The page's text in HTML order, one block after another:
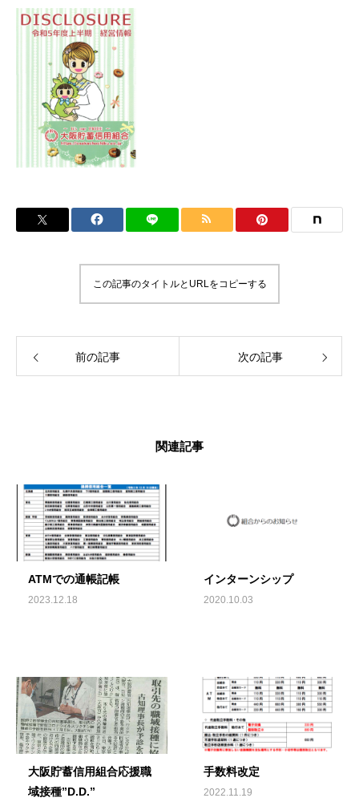
この記事のタイトルとURLをコピーする
前の記事 次の記事
関連記事
ATMでの通帳記帳
2023.12.18
インターンシップ
2020.10.03
大阪貯蓄信用組合応援職
域接種”D.D.”
手数料改定
2022.11.19